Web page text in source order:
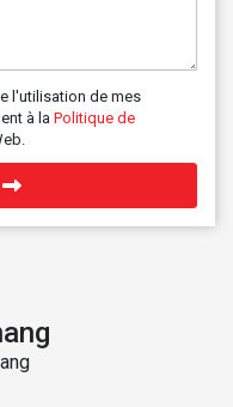
l'utilisation de mes
à la Politique de